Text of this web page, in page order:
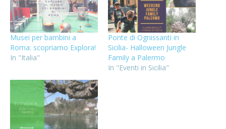
Musei per bambini a
Roma: scopriamo Explora!
In "Italia"
Ponte di Ognissanti in
Sicilia- Halloween Jungle
Family a Palermo
In "Eventi in Sicilia"